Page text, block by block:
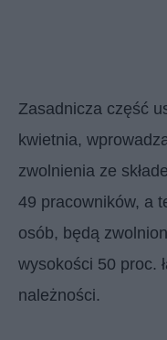
Zasadnicza część
kwietnia,
zwolnienia ze
49 pracowników, a
osób, będą
wysokości 50 proc.
należności.